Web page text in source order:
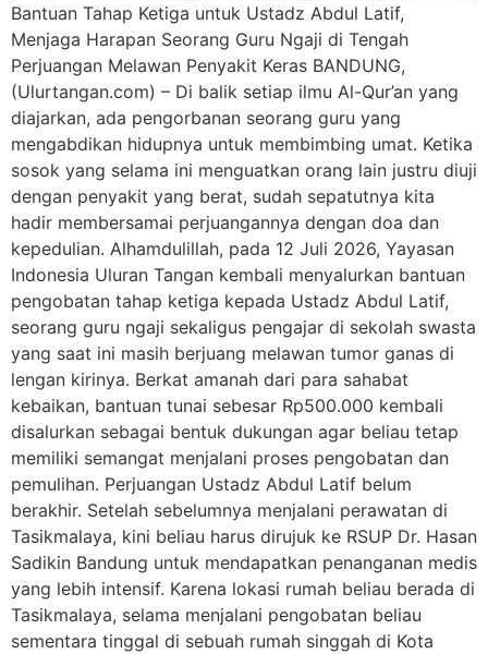
Bantuan Tahap Ketiga untuk Ustadz Abdul Latif,
Menjaga Harapan Seorang Guru Ngaji di Tengah
Perjuangan Melawan Penyakit Keras BANDUNG,
(Ulurtangan.com) – Di balik setiap ilmu Al-Qur’an yang
diajarkan, ada pengorbanan seorang guru yang
mengabdikan hidupnya untuk membimbing umat. Ketika
sosok yang selama ini menguatkan orang lain justru diuji
dengan penyakit yang berat, sudah sepatutnya kita
hadir membersamai perjuangannya dengan doa dan
kepedulian. Alhamdulillah, pada 12 Juli 2026, Yayasan
Indonesia Uluran Tangan kembali menyalurkan bantuan
pengobatan tahap ketiga kepada Ustadz Abdul Latif,
seorang guru ngaji sekaligus pengajar di sekolah swasta
yang saat ini masih berjuang melawan tumor ganas di
lengan kirinya. Berkat amanah dari para sahabat
kebaikan, bantuan tunai sebesar Rp500.000 kembali
disalurkan sebagai bentuk dukungan agar beliau tetap
memiliki semangat menjalani proses pengobatan dan
pemulihan. Perjuangan Ustadz Abdul Latif belum
berakhir. Setelah sebelumnya menjalani perawatan di
Tasikmalaya, kini beliau harus dirujuk ke RSUP Dr. Hasan
Sadikin Bandung untuk mendapatkan penanganan medis
yang lebih intensif. Karena lokasi rumah beliau berada di
Tasikmalaya, selama menjalani pengobatan beliau
sementara tinggal di sebuah rumah singgah di Kota